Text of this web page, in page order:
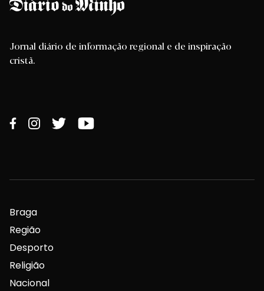
Jornal diário de informação regional e de inspiração
cristã.
Braga
Região
Desporto
Religião
Nacional